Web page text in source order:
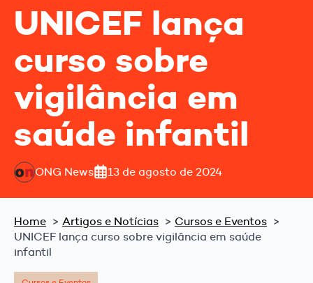
UNICEF lança
curso sobre
vigilância em
saúde infantil
ONG News 13 de agosto de 2024
Home Artigos e Notícias
Cursos e Eventos
UNICEF lança curso sobre vigilância em saúde
infantil